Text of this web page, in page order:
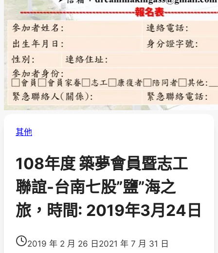
其他
108年度 築夢會員暨志工
聯誼-台南七股”鹽”海之
旅，時間: 2019年3月24日
2019 年 2 月 26 日 2021 年 7 月 31 日